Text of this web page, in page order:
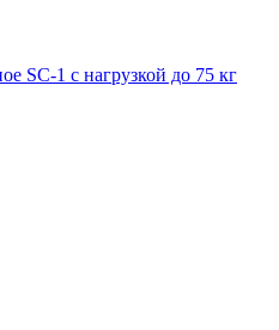
SC-1 с нагрузкой до 75 кг